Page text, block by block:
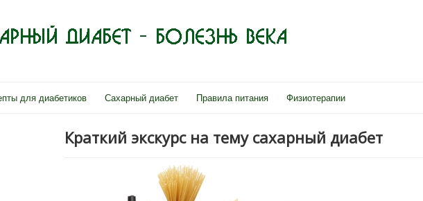
для диабетиков Сахарный диабет Правила питания Физиотерапии
Краткий экскурс на тему сахарный диабет